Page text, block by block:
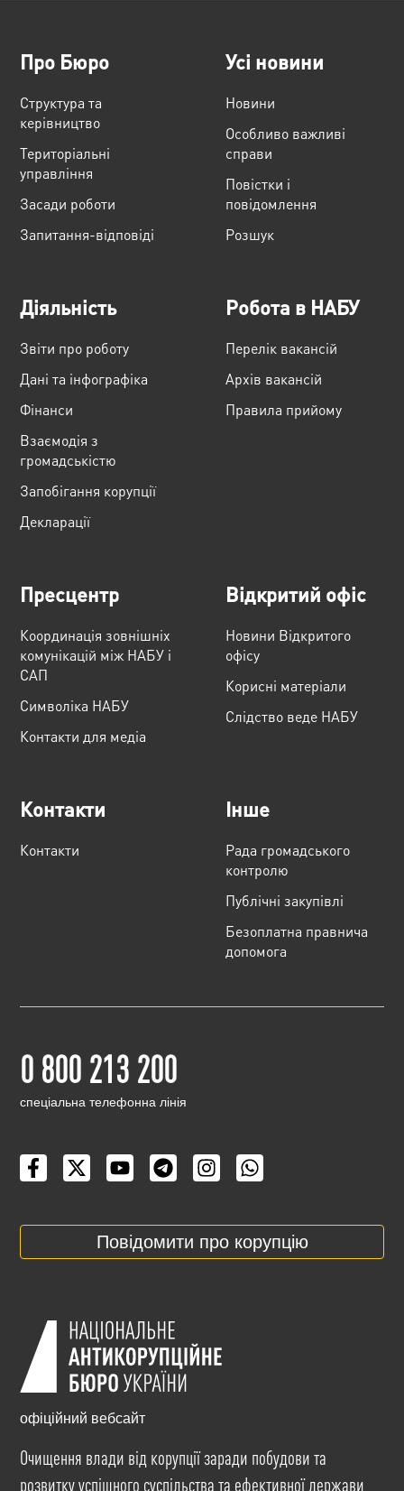
Про Бюро
Структура та
керівництво
Територіальні
управління
Засади роботи
Запитання-відповіді
Усі новини
Новини
Особливо важливі
справи
Повістки і
повідомлення
Розшук
Діяльність
Звіти про роботу
Дані та інфографіка
Фінанси
Взаємодія з
громадськістю
Запобігання корупції
Декларації
Робота в НАБУ
Перелік вакансій
Архів вакансій
Правила прийому
Пресцентр
Координація зовнішніх
комунікацій між НАБУ і
САП
Cимволіка НАБУ
Контакти для медіа
Відкритий офіс
Новини Відкритого
офісу
Корисні матеріали
Слідство веде НАБУ
Контакти
Контакти
Інше
Рада громадського
контролю
Публічні закупівлі
Безоплатна правнича
допомога
0 800 213 200
cпеціальна телефонна лінія
Повідомити про корупцію
офіційний вебсайт
Очищення влади від корупції заради побудови та
розвитку успішного суспільства та ефективної держави